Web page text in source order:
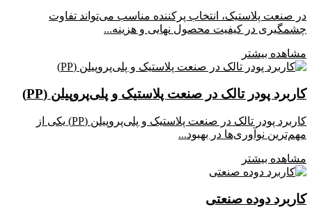
در صنعت پلاستیک، انتخاب پرکننده مناسب می‌تواند تفاوت
چشمگیری در کیفیت محصول نهایی و هزینه...
مشاهده بیشتر
کاربرد پودر تالک در صنعت پلاستیک و پلی‌پروپیلن (PP)
کاربرد پودر تالک در صنعت پلاستیک و پلی‌پروپیلن (PP) یکی از
مهم‌ترین نوآوری‌ها در بهبود...
مشاهده بیشتر
کاربرد دوده صنعتی